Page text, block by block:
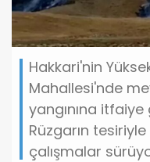
Hakkari'nin
Mahallesi'nde
yangınına
Rüzgarın
çalışmalar